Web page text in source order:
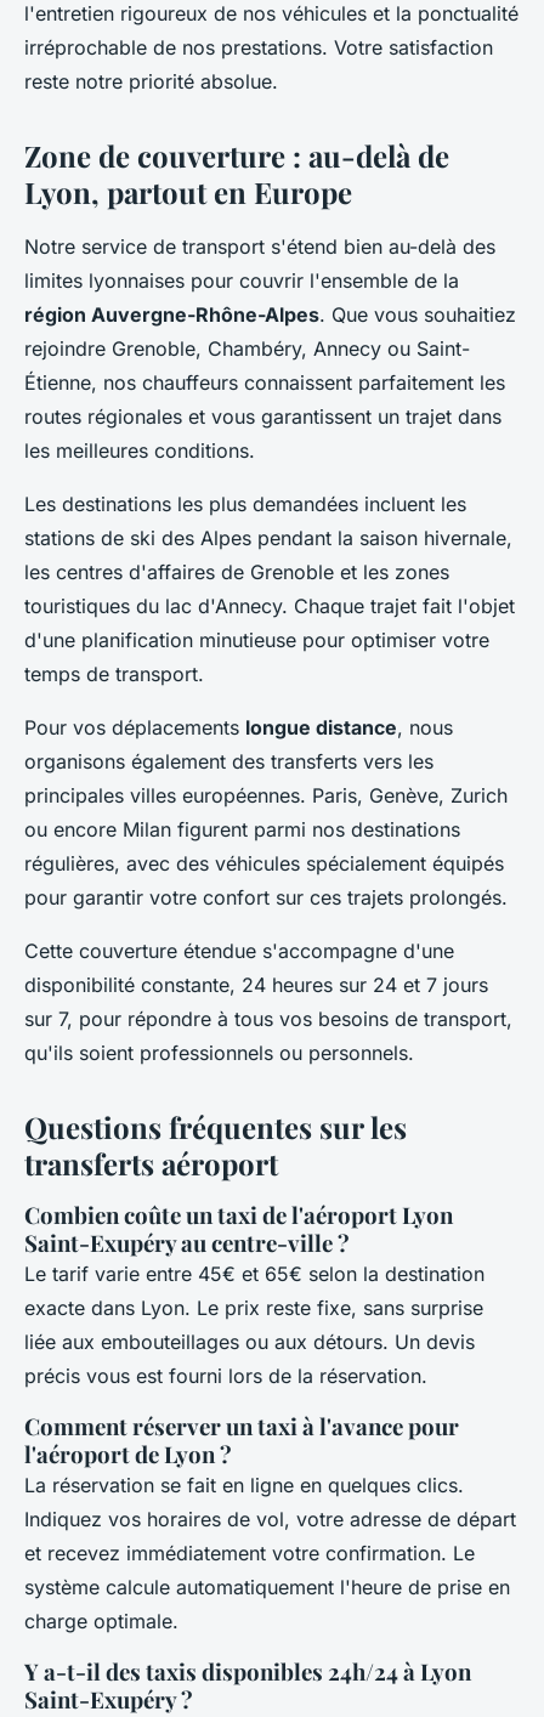
l'entretien rigoureux de nos véhicules et la ponctualité
irréprochable de nos prestations. Votre satisfaction
reste notre priorité absolue.
Zone de couverture : au-delà de
Lyon, partout en Europe
Notre service de transport s'étend bien au-delà des
limites lyonnaises pour couvrir l'ensemble de la
région Auvergne-Rhône-Alpes. Que vous souhaitiez
rejoindre Grenoble, Chambéry, Annecy ou Saint-
Étienne, nos chauffeurs connaissent parfaitement les
routes régionales et vous garantissent un trajet dans
les meilleures conditions.
Les destinations les plus demandées incluent les
stations de ski des Alpes pendant la saison hivernale,
les centres d'affaires de Grenoble et les zones
touristiques du lac d'Annecy. Chaque trajet fait l'objet
d'une planification minutieuse pour optimiser votre
temps de transport.
Pour vos déplacements longue distance, nous
organisons également des transferts vers les
principales villes européennes. Paris, Genève, Zurich
ou encore Milan figurent parmi nos destinations
régulières, avec des véhicules spécialement équipés
pour garantir votre confort sur ces trajets prolongés.
Cette couverture étendue s'accompagne d'une
disponibilité constante, 24 heures sur 24 et 7 jours
sur 7, pour répondre à tous vos besoins de transport,
qu'ils soient professionnels ou personnels.
Questions fréquentes sur les
transferts aéroport
Combien coûte un taxi de l'aéroport Lyon
Saint-Exupéry au centre-ville ?
Le tarif varie entre 45€ et 65€ selon la destination
exacte dans Lyon. Le prix reste fixe, sans surprise
liée aux embouteillages ou aux détours. Un devis
précis vous est fourni lors de la réservation.
Comment réserver un taxi à l'avance pour
l'aéroport de Lyon ?
La réservation se fait en ligne en quelques clics.
Indiquez vos horaires de vol, votre adresse de départ
et recevez immédiatement votre confirmation. Le
système calcule automatiquement l'heure de prise en
charge optimale.
Y a-t-il des taxis disponibles 24h/24 à Lyon
Saint-Exupéry ?